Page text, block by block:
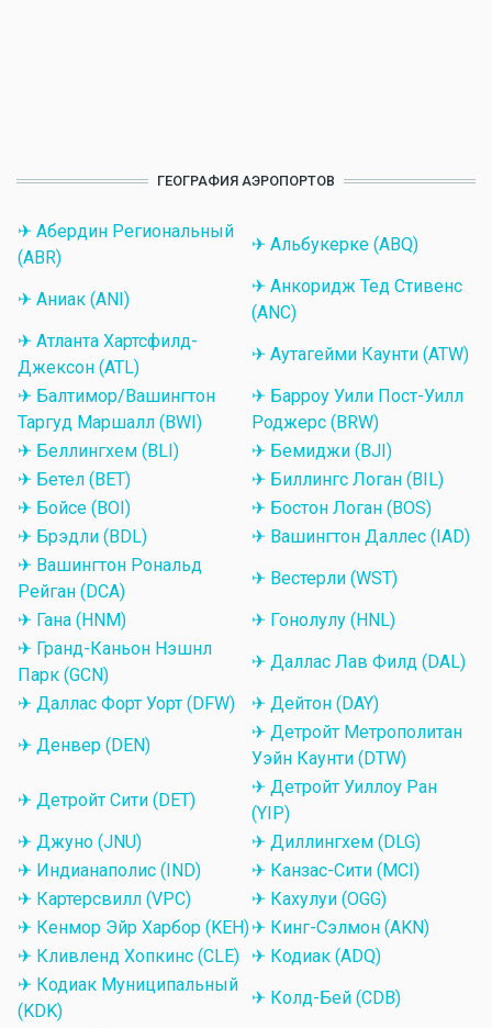
ГЕОГРАФИЯ АЭРОПОРТОВ
✈ Абердин Региональный
(ABR)
✈ Альбукерке (ABQ)
✈ Аниак (ANI)
✈ Анкоридж Тед Стивенс
(ANC)
✈ Атланта Хартсфилд-
Джексон (ATL)
✈ Аутагейми Каунти (ATW)
✈ Балтимор/Вашингтон
Таргуд Маршалл (BWI)
✈ Барроу Уили Пост-Уилл
Роджерс (BRW)
✈ Беллингхем (BLI)
✈ Бемиджи (BJI)
✈ Бетел (BET)
✈ Биллингс Логан (BIL)
✈ Бойсе (BOI)
✈ Бостон Логан (BOS)
✈ Брэдли (BDL)
✈ Вашингтон Даллес (IAD)
✈ Вашингтон Рональд
Рейган (DCA)
✈ Вестерли (WST)
✈ Гана (HNM)
✈ Гонолулу (HNL)
✈ Гранд-Каньон Нэшнл
Парк (GCN)
✈ Даллас Лав Филд (DAL)
✈ Даллас Форт Уорт (DFW)
✈ Дейтон (DAY)
✈ Денвер (DEN)
✈ Детройт Метрополитан
Уэйн Каунти (DTW)
✈ Детройт Сити (DET)
✈ Детройт Уиллоу Ран
(YIP)
✈ Джуно (JNU)
✈ Диллингхем (DLG)
✈ Индианаполис (IND)
✈ Канзас-Сити (MCI)
✈ Картерсвилл (VPC)
✈ Кахулуи (OGG)
✈ Кенмор Эйр Харбор (KEH)✈ Кинг-Сэлмон (AKN)
✈ Кливленд Хопкинс (CLE)
✈ Кодиак (ADQ)
✈ Кодиак Муниципальный
(KDK)
✈ Колд-Бей (CDB)